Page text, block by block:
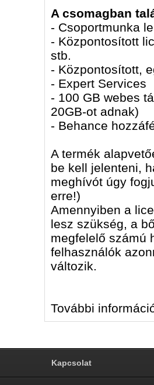
A csomagban
- Csoportmunka
- Központosított
stb.
- Központosított,
- Expert Services
- 100 GB webes
20GB-ot adnak)
- Behance
A termék
be kell jelenteni,
meghívót úgy
erre!)
Amennyiben a
lesz szükség, a
megfelelő számú
felhasználók
változik.
További
Kapcsolat